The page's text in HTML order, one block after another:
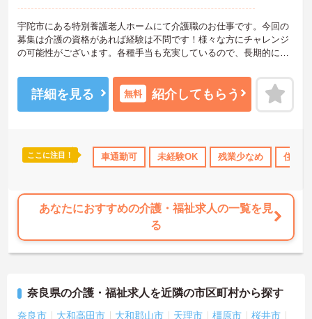
寮・借り上げ 社会保険完備 交通費支給 退職金制度あり
宇陀市にある特別養護老人ホームにて介護職のお仕事です。今回の
募集は介護の資格があれば経験は不問です！様々な方にチャレンジ
の可能性がございます。各種手当も充実しているので、長期的にお
ご興味がある方は是非一度マイナビまでお問い合わせください。さ
らに詳細などお伝えします。
詳細を見る 無料 紹介してもらう
ここに注目！ 車通勤可 未経験OK 残業少なめ 住宅
あなたにおすすめの介護・福祉求人の一覧を見
る
奈良県の介護・福祉求人を近隣の市区町村から探す
奈良市 大和高田市 大和郡山市 天理市 橿原市
桜井市